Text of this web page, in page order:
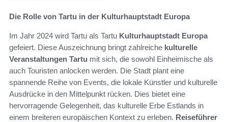
Die Rolle von Tartu in der Kulturhauptstadt Europa
Im Jahr 2024 wird Tartu als Tartu Kulturhauptstadt Europa
gefeiert. Diese Auszeichnung bringt zahlreiche kulturelle
Veranstaltungen Tartu mit sich, die sowohl Einheimische als
auch Touristen anlocken werden. Die Stadt plant eine
spannende Reihe von Events, die lokale Künstler und kulturelle
Ausdrücke in den Mittelpunkt rücken. Dies bietet eine
hervorragende Gelegenheit, das kulturelle Erbe Estlands in
einem breiteren europäischen Kontext zu erleben. Reiseführer